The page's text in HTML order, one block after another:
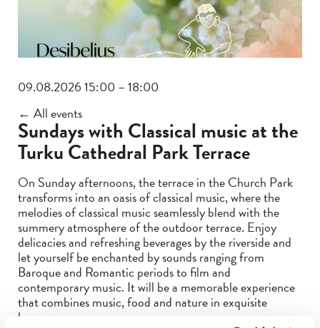
09.08.2026 15:00 – 18:00
← All events
Sundays with Classical music at the
Turku Cathedral Park Terrace
On Sunday afternoons, the terrace in the Church Park
transforms into an oasis of classical music, where the
melodies of classical music seamlessly blend with the
summery atmosphere of the outdoor terrace. Enjoy
delicacies and refreshing beverages by the riverside and
let yourself be enchanted by sounds ranging from
Baroque and Romantic periods to film and
contemporary music. It will be a memorable experience
that combines music, food and nature in exquisite
harmony.